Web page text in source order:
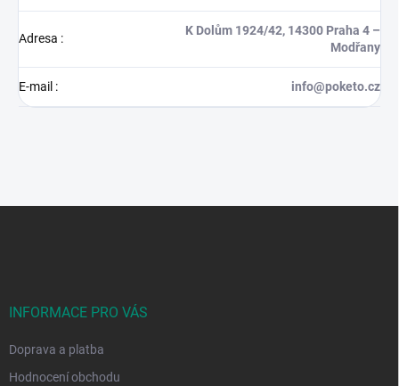
Adresa :
K Dolům 1924/42, 14300 Praha 4 –
Modřany
E-mail : info@poketo.cz
INFORMACE PRO VÁS
Doprava a platba
Hodnocení obchodu